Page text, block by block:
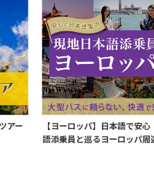
アー
【ヨーロッパ】日本語で安
語添乗員と巡るヨーロッパ周